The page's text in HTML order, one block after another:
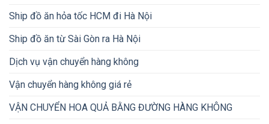
Ship đồ ăn hỏa tốc HCM đi Hà Nội
Ship đồ ăn từ Sài Gòn ra Hà Nội
Dịch vụ vận chuyển hàng không
Vận chuyển hàng không giá rẻ
VẬN CHUYỂN HOA QUẢ BẰNG ĐƯỜNG HÀNG KHÔNG